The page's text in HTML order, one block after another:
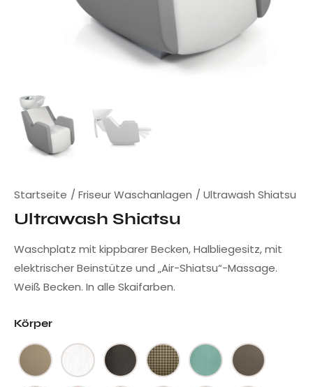
Startseite Friseur Waschanlagen Ultrawash Shiatsu
Ultrawash Shiatsu
Waschplatz mit kippbarer Becken, Halbliegesitz, mit
elektrischer Beinstütze und „Air-Shiatsu“-Massage.
Weiß Becken. In alle Skaifarben.
Körper